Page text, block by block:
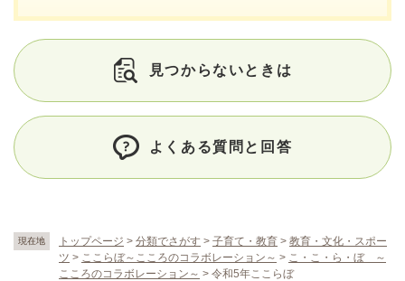
現在地 トップページ > 分類でさがす > 子育て・教育 > 教育・文化・スポー
ツ > ここらぼ～こころのコラボレーション～ > こ・こ・ら・ぼ ～
こころのコラボレーション～ > 令和5年ここらぼ
見つからないときは
よくある質問と回答